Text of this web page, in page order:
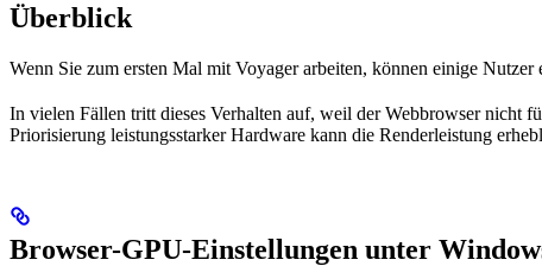
Überblick
Wenn Sie zum ersten Mal mit Voyager arbeiten, können einige
In vielen Fällen tritt dieses Verhalten auf, weil der Webbrowser nicht
Priorisierung leistungsstarker Hardware kann die Renderleistung
Browser-GPU-Einstellungen unter